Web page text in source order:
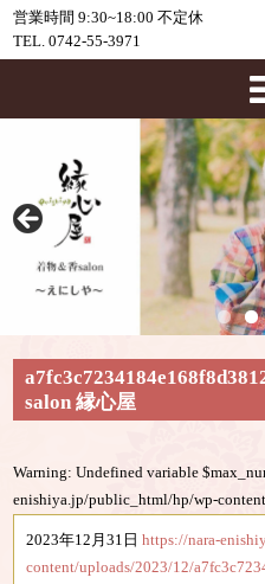
営業時間 9:30~18:00 不定休
TEL. 0742-55-3971
salon 縁心屋
Warning: Undefined variable
enishiya.jp/public_html/hp/wp-
2023年12月31日https://nara-
content/uploads/2023/12/